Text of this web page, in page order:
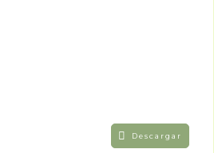
Descargar